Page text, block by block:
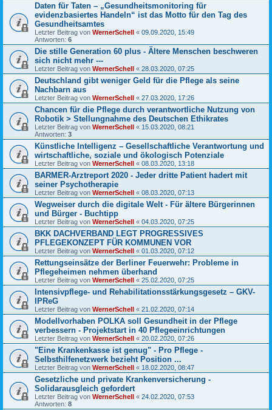
Daten für Taten – „Gesundheitsmonitoring für
evidenzbasiertes Handeln“ ist das Motto für den Tag des
Gesundheitsamtes
Letzter Beitrag von WernerSchell « 09.09.2020, 15:49
Antworten: 6
Die stille Generation 60 plus - Ältere Menschen beschweren
sich nicht mehr ---
Letzter Beitrag von WernerSchell « 28.03.2020, 07:25
Deutschland gibt weniger Geld für die Pflege als seine
Nachbarn aus
Letzter Beitrag von WernerSchell « 27.03.2020, 17:26
Chancen für die Pflege durch verantwortliche Nutzung von
Robotik > Stellungnahme des Deutschen Ethikrates
Letzter Beitrag von WernerSchell « 15.03.2020, 08:21
Antworten: 3
Künstliche Intelligenz – Gesellschaftliche Verantwortung und
wirtschaftliche, soziale und ökologisch Potenziale
Letzter Beitrag von WernerSchell « 08.03.2020, 13:18
BARMER-Arztreport 2020 - Jeder dritte Patient hadert mit
seiner Psychotherapie
Letzter Beitrag von WernerSchell « 08.03.2020, 07:13
Wegweiser durch die digitale Welt - Für ältere Bürgerinnen
und Bürger - Buchtipp
Letzter Beitrag von WernerSchell « 04.03.2020, 07:25
BKK DACHVERBAND LEGT PROGRESSIVES
PFLEGEKONZEPT FÜR KOMMUNEN VOR
Letzter Beitrag von WernerSchell « 01.03.2020, 07:12
Rettungseinsätze der Berliner Feuerwehr: Probleme in
Pflegeheimen nehmen überhand
Letzter Beitrag von WernerSchell « 25.02.2020, 07:25
Intensivpflege- und Rehabilitationsstärkungsgesetz – GKV-
IPReG
Letzter Beitrag von WernerSchell « 21.02.2020, 07:14
Modellvorhaben POLKA soll Gesundheit in der Pflege
verbessern - Projektstart in 40 Pflegeeinrichtungen
Letzter Beitrag von WernerSchell « 20.02.2020, 07:26
"Eine Krankenkasse ist genug" - Pro Pflege -
Selbsthilfenetzwerk bezieht Position ...
Letzter Beitrag von WernerSchell « 18.02.2020, 08:47
Gesetzliche und private Krankenversicherung -
Solidarausgleich gefordert
Letzter Beitrag von WernerSchell « 24.02.2020, 07:53
Antworten: 8